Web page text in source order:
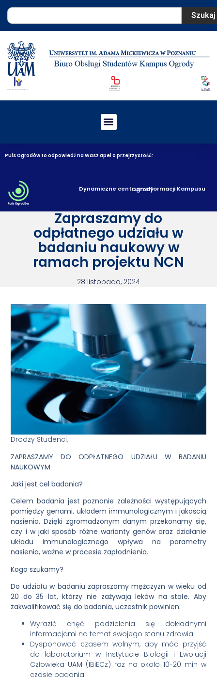
Szukaj
Puls Ogrodów to odpowiedź na Wasz apel o przejrzystość:
Dynamiczne centrum informacji Kampusu Ogrody
Zapraszamy do
odpłatnego udziału w
badaniu naukowy w
ramach projektu NCN
28 listopada, 2024
Drodzy Studenci,
ZAPRASZAMY DO ODPŁATNEGO UDZIAŁU W BADANIU
NAUKOWYM
Jaki jest cel badania?
Celem badania jest poznanie zależności występujących
pomiędzy genami, układem immunologicznym i jakością
nasienia. Dzięki zgromadzonym danym przekonamy się,
czy i w jaki sposób różne warianty genów oraz działanie
układu immunologicznego wpływa na parametry
nasienia, ważne w procesie zapłodnienia.
Kogo szukamy?
Do udziału w badaniu zapraszamy mężczyzn w wieku od
20 do 35 lat, którzy nie zażywają leków na stałe. Aby
zakwalifikować się do badania, uczestnik powinien:
Wyrazić chęć podzielenia się dokładnymi
informacjami na temat swojego stanu zdrowia
Dysponować czasem wolnym, aby móc przyjść
do laboratorium w Instytucie Biologii i Ewolucji
Człowieka UAM (IBiECz) raz na około 10-20 min w
czasie badania